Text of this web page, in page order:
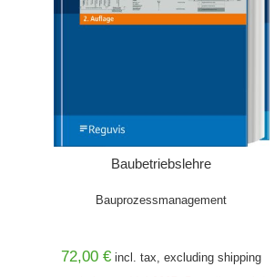
Baubetriebslehre
Bauprozessmanagement
72,00 € incl. tax, excludingshipping